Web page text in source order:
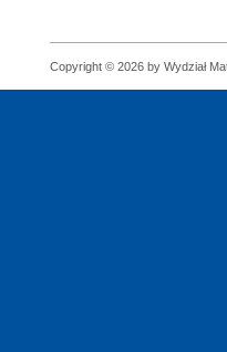
Copyright © 2026 by Wydział